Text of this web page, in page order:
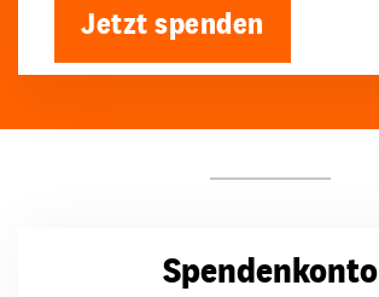
Jetzt spenden
Spendenkonto